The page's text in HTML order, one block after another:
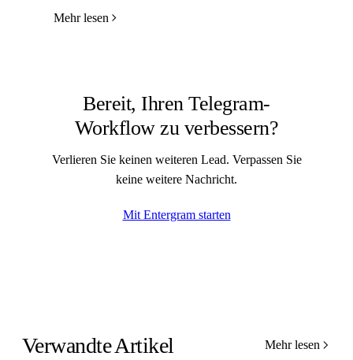
Mehr lesen
Bereit, Ihren Telegram-
Workflow zu verbessern?
Verlieren Sie keinen weiteren Lead. Verpassen Sie
keine weitere Nachricht.
Mit Entergram starten
Verwandte Artikel Mehr lesen